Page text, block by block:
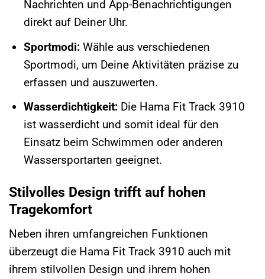
Nachrichten und App-Benachrichtigungen
direkt auf Deiner Uhr.
Sportmodi:Wähle aus verschiedenen
Sportmodi, um Deine Aktivitäten präzise zu
erfassen und auszuwerten.
Wasserdichtigkeit:Die Hama Fit Track 3910
ist wasserdicht und somit ideal für den
Einsatz beim Schwimmen oder anderen
Wassersportarten geeignet.
Stilvolles Design trifft auf hohen
Tragekomfort
Neben ihren umfangreichen Funktionen
überzeugt die Hama Fit Track 3910 auch mit
ihrem stilvollen Design und ihrem hohen